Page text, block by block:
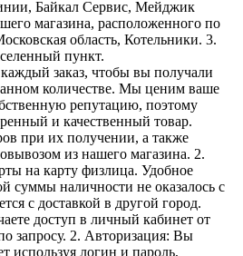
Байкал Сервис, Мейджик
магазина, расположенного по
область, Котельники. 3.
пункт.
заказ, чтобы вы получали
количестве. Мы ценим ваше
репутацию, поэтому
и качественный товар.
при их получении, а также
из нашего магазина. 2.
на карту физлица. Удобное
суммы наличности не оказалось с
с доставкой в другой город.
доступ в личный кабинет от
запросу. 2. Авторизация: Вы
используя логин и пароль,